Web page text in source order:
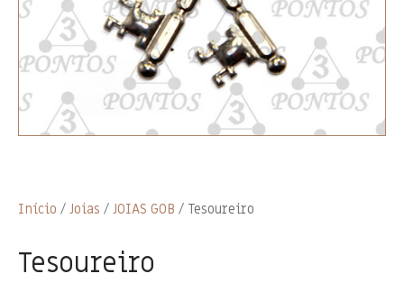
Início / Joias / JOIAS GOB / Tesoureiro
Tesoureiro